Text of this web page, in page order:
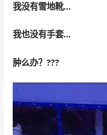
我没有雪地靴…
我也没有手套…
肿么办？???